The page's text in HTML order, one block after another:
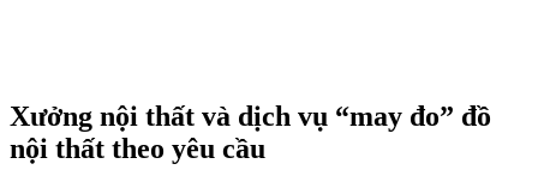
Xưởng nội thất và dịch vụ “may đo” đồ
nội thất theo yêu cầu